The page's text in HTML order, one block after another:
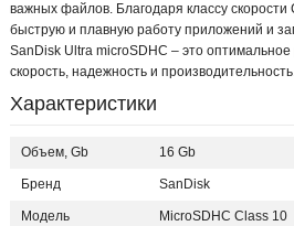
важных файлов. Благодаря классу
быструю и плавную работу приложений и
SanDisk Ultra microSDHC – это
скорость, надежность и
Характеристики
Объем, Gb 16 Gb
Бренд SanDisk
Модель MicroSDHC Class 10